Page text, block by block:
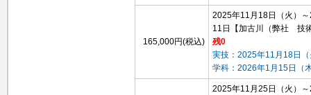
165,000円(税込)
2025年11月18日（火）
11日
【加古川（弊社 技
残0
実技：2025年11月18日
学科：2026年1月15日（
2025年11月25日（火）